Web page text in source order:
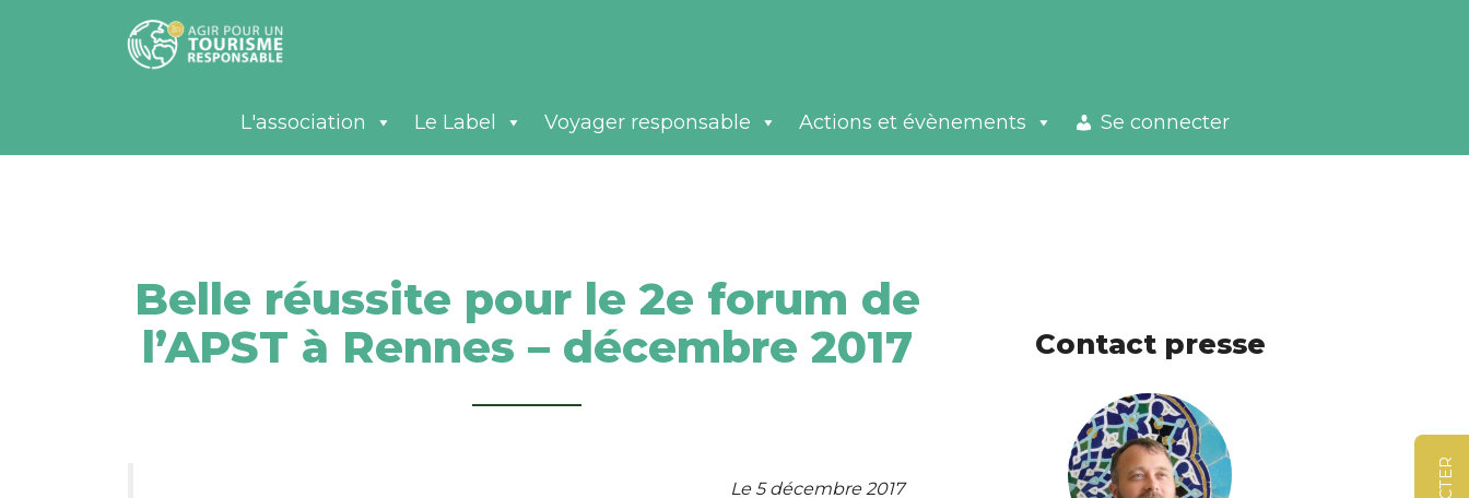
L'association Le Label Voyager responsable Actions et évènements Se connecter
Belle réussite pour le 2e forum de
l’APST à Rennes – décembre 2017
Le 5 décembre 2017
Contact presse